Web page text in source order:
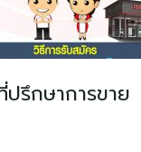
รึกษาการขาย